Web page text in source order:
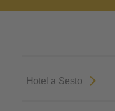
Hotel a Sesto